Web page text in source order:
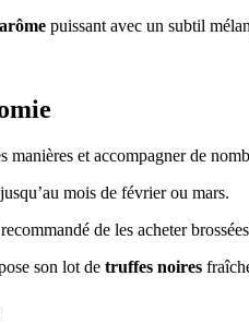
arôme puissant avec un subtil
manières et accompagner de
mois de février ou mars.
de les acheter
son lot de truffes noires